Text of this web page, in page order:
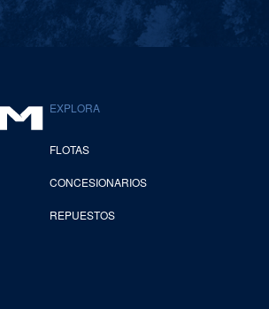
EXPLORA
FLOTAS
CONCESIONARIOS
REPUESTOS